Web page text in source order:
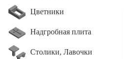
Цветники
Надгробная плита
Столики, Лавочки